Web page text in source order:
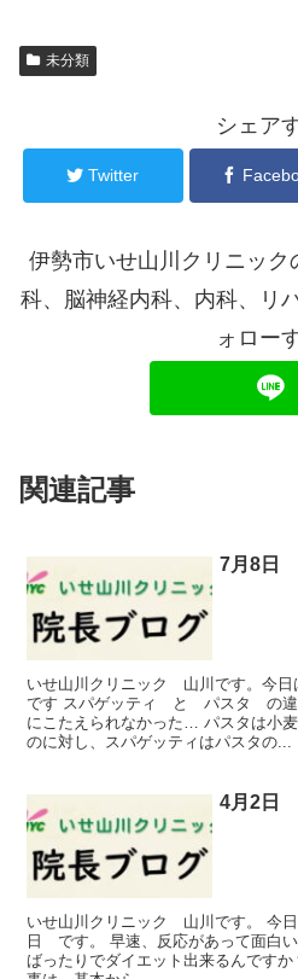
未分類
シェア
Twitter
伊勢市いせ山川クリニッ
科、脳神経内科、内科、リ
ォロー
関連記事
7月8日
いせ山川クリニック 山川です。今
です スパゲッティ と パスタ の違
にこたえられなかった… パスタは小
のに対し、スパゲッティはパスタの...
4月2日
いせ山川クリニック 山川です。 今
日 です。 早速、反応があって面白
ばったりでダイエット出来るんです